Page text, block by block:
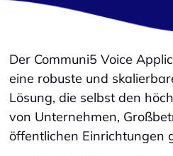
Der Communi5 Voice
eine robuste und
Lösung, die selbst den
von Unternehmen,
öffentlichen Einrichtungen